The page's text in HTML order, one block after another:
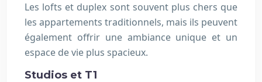
Les lofts et duplex sont souvent plus chers que
les appartements traditionnels, mais ils peuvent
également offrir une ambiance unique et un
espace de vie plus spacieux.
Studios et T1